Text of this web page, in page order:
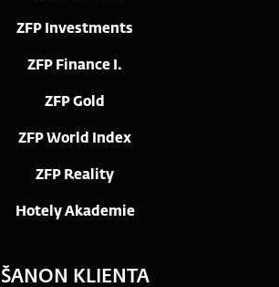
ZFP Investments
ZFP Finance I.
ZFP Gold
ZFP World Index
ZFP Reality
Hotely Akademie
ŠANON KLIENTA